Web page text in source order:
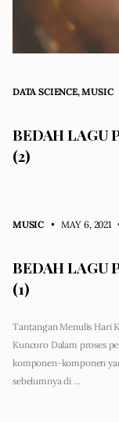
DATA SCIENCE,MUSIC
BEDAH LAGU
(2)
MUSIC • MAY 6, 2021
BEDAH LAGU
(1)
Tantangan Menulis Hari
Kuncoro Dalam proses
komponen-komponen
sebelumnya di …